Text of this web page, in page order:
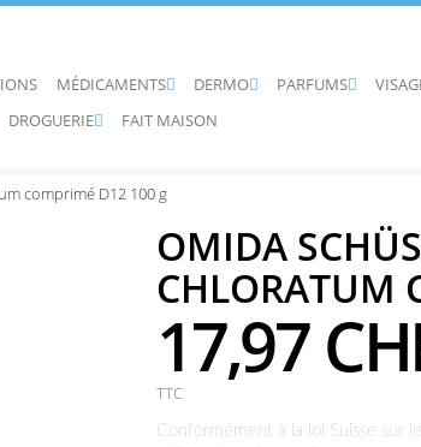

MÉDICAMENTS 
DERMO 
PARFUMS

DROGUERIE FAIT MAISON
comprimé D12 100 g
OMIDA
CHLORATUM
17,97
TTC
Conformément à la loi Suisse sur